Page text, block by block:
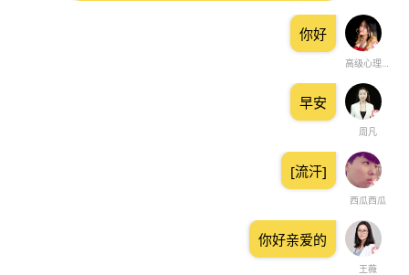
高级心理咨询师 张宠
你好
周凡
早安
西瓜西瓜
[流汗]
王薇
你好亲爱的